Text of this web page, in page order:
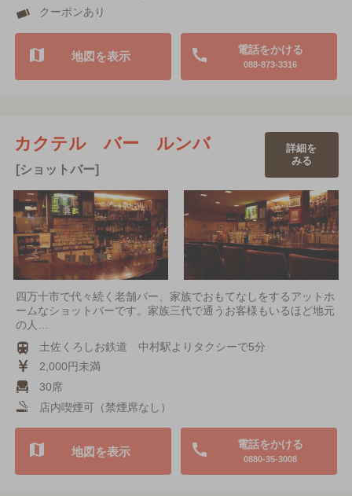
クーポンあり
電話をかける
088-873-3316
地図を表示
カクテル バー ルンバ
[ショットバー]
詳細を
みる
四万十市で代々続く老舗バー、家族でおもてなしをするアットホ
ームなショットバーです。家族三代で通うお客様もいるほど地元
の人…
土佐くろしお鉄道 中村駅よりタクシーで5分
2,000円未満
30席
店内喫煙可（禁煙席なし）
電話をかける
0880-35-3008
地図を表示